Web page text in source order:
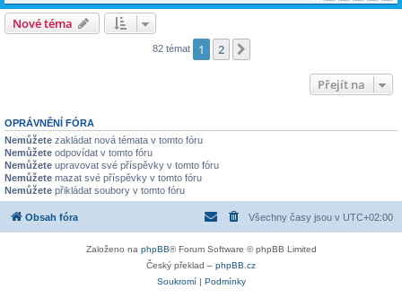
Nové téma
82 témat 1 2
Přejít na
OPRÁVNĚNÍ FÓRA
Nemůžete zakládat nová témata v tomto fóru
Nemůžete odpovídat v tomto fóru
Nemůžete upravovat své příspěvky v tomto fóru
Nemůžete mazat své příspěvky v tomto fóru
Nemůžete přikládat soubory v tomto fóru
Obsah fóra Všechny časy jsou v UTC+02:00
Založeno na phpBB® Forum Software © phpBB Limited
Český překlad – phpBB.cz
Soukromí| Podmínky